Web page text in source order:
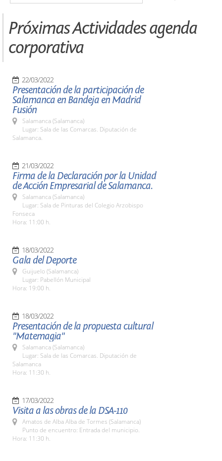
Próximas Actividades agenda
corporativa
22/03/2022
Presentación de la participación de
Salamanca en Bandeja en Madrid
Fusión
Salamanca (Salamanca)
Lugar: Sala de las Comarcas. Diputación de
Salamanca.
21/03/2022
Firma de la Declaración por la Unidad
de Acción Empresarial de Salamanca.
Salamanca (Salamanca)
Lugar: Sala de Pinturas del Colegio Arzobispo
Fonseca
Hora: 11:00 h.
18/03/2022
Gala del Deporte
Guijuelo (Salamanca)
Lugar: Pabellón Municipal
Hora: 19:00 h.
18/03/2022
Presentación de la propuesta cultural
"Matemagia"
Salamanca (Salamanca)
Lugar: Sala de las Comarcas. Diputación de
Salamanca
Hora: 11:30 h.
17/03/2022
Visita a las obras de la DSA-110
Amatos de Alba Alba de Tormes (Salamanca)
Punto de encuentro: Entrada del municipio.
Hora: 11:30 h.